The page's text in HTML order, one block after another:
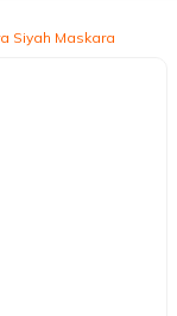
Siyah Maskara